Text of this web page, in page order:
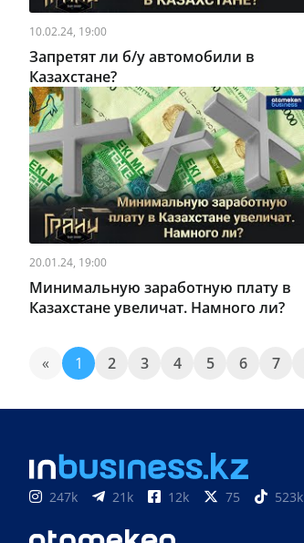
10.02.24, 19:00
Запретят ли б/у автомобили в
Казахстане?
20.01.24, 19:00
Минимальную заработную плату в
Казахстане увеличат. Намного ли?
« 1 2 3 4 5 6 7
247k 21k 12k 75 523k